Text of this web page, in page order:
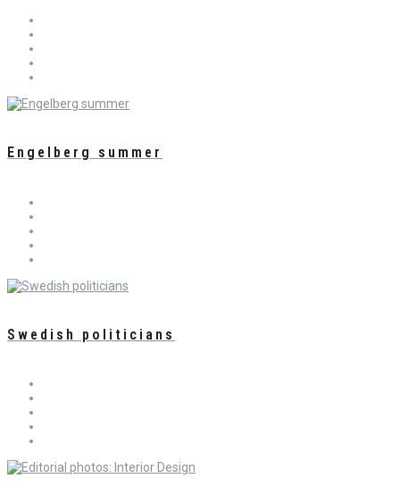
Engelberg summer
Swedish politicians